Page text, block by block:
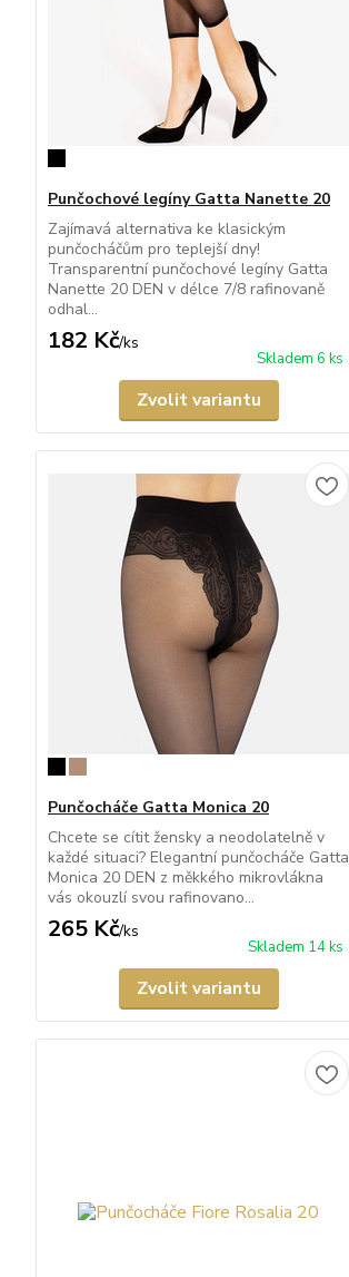
Punčochové legíny Gatta Nanette 20
Zajímavá alternativa ke klasickým
punčocháčům pro teplejší dny!
Transparentní punčochové legíny Gatta
Nanette 20 DEN v délce 7/8 rafinovaně
odhal...
182 Kč/ks
Skladem 6 ks
Zvolit variantu
Punčocháče Gatta Monica 20
Chcete se cítit žensky a neodolatelně v
každé situaci? Elegantní punčocháče Gatta
Monica 20 DEN z měkkého mikrovlákna
vás okouzlí svou rafinovano...
265 Kč/ks
Skladem 14 ks
Zvolit variantu